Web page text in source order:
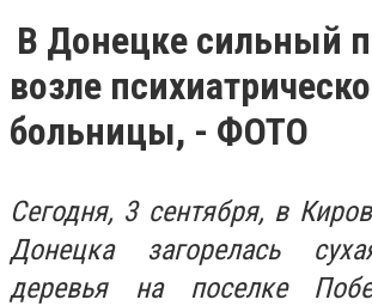
В Донецке сильный
возле
больницы, - ФОТО
Сегодня, 3 сентября, в
Донецка загорелась
деревья на поселке